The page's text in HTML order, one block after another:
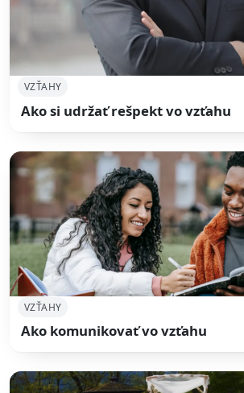
VZŤAHY
Ako si udržať rešpekt vo vzťahu
VZŤAHY
Ako komunikovať vo vzťahu